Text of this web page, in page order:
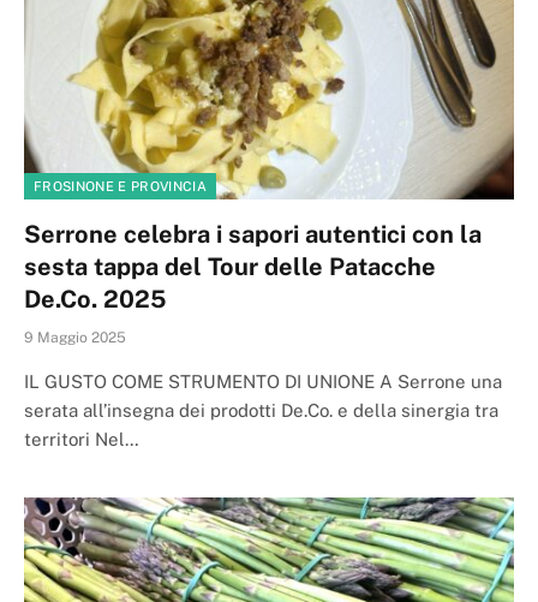
FROSINONE E PROVINCIA
Serrone celebra i sapori autentici con la
sesta tappa del Tour delle Patacche
De.Co. 2025
9 Maggio 2025
IL GUSTO COME STRUMENTO DI UNIONE A Serrone una
serata all’insegna dei prodotti De.Co. e della sinergia tra
territori Nel…